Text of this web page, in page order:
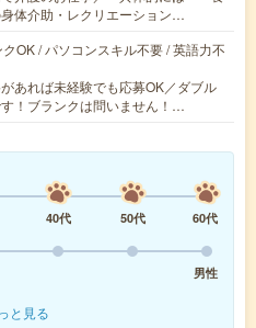
体介助・レクリエーション…
OK / パソコンスキル不要 / 英語力不
あれば未経験でも応募OK／ダブル
！ブランクは問いません！…
40代 50代
60代
男性
と見る